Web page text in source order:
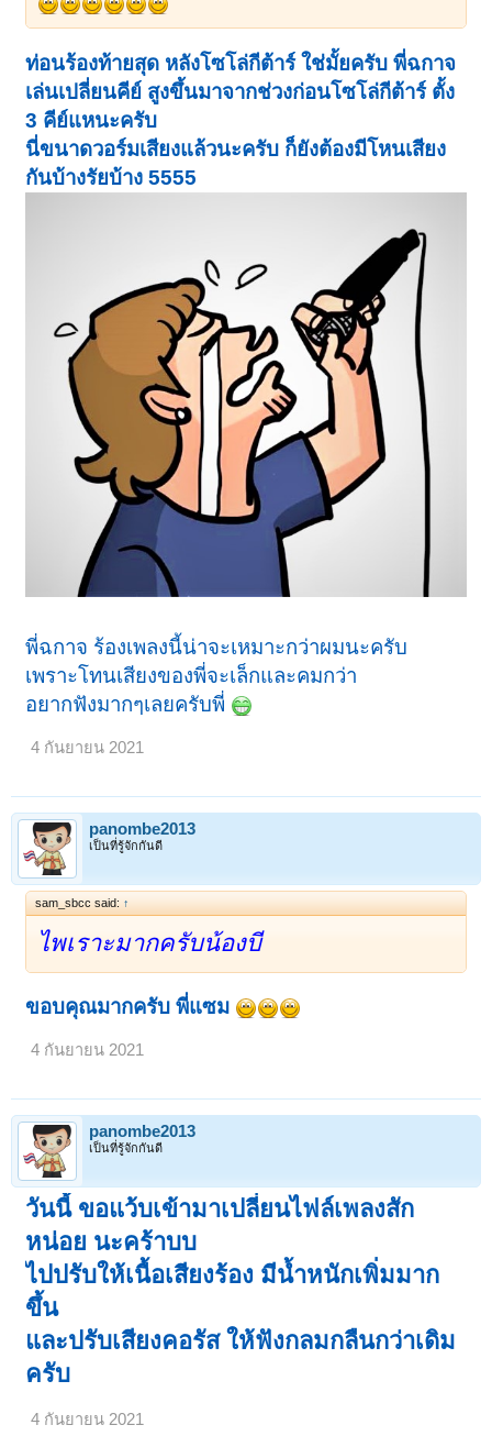
ท่อนร้องท้ายสุด หลังโซโล่กีต้าร์ ใช่มั้ยครับ พี่ฉกาจ
เล่นเปลี่ยนคีย์ สูงขึ้นมาจากช่วงก่อนโซโล่กีต้าร์ ตั้ง
3 คีย์แหนะครับ
นี่ขนาดวอร์มเสียงแล้วนะครับ ก็ยังต้องมีโหนเสียง
กันบ้างรัยบ้าง 5555
พี่ฉกาจ ร้องเพลงนี้น่าจะเหมาะกว่าผมนะครับ
เพราะโทนเสียงของพี่จะเล็กและคมกว่า
อยากฟังมากๆเลยครับพี่
4 กันยายน 2021
panombe2013
เป็นที่รู้จักกันดี
sam_sbcc said: ↑
ไพเราะมากครับน้องบี
ขอบคุณมากครับ พี่แซม
4 กันยายน 2021
panombe2013
เป็นที่รู้จักกันดี
วันนี้ ขอแว้บเข้ามาเปลี่ยนไฟล์เพลงสัก
หน่อย นะคร้าบบ
ไปปรับให้เนื้อเสียงร้อง มีน้ำหนักเพิ่มมาก
ขึ้น
และปรับเสียงคอรัส ให้ฟังกลมกลืนกว่าเดิม
ครับ
4 กันยายน 2021